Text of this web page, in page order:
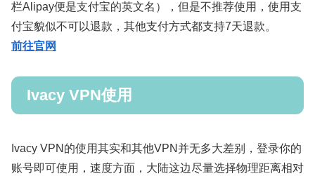
栏Alipay便是支付宝的英文名），但是不推荐使用，使用支
付宝貌似不可以退款，其他支付方式都支持7天退款。
前往官网
Ivacy VPN使用
Ivacy VPN的使用其实和其他VPN并无多大差别，登录你的
账号即可使用，速度方面，大陆这边尽量选择物理距离相对